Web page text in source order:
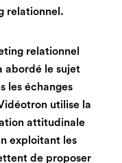
relationnel.
relationnel
abordé le sujet
les échanges
utilise la
attitudinale
exploitant les
de proposer